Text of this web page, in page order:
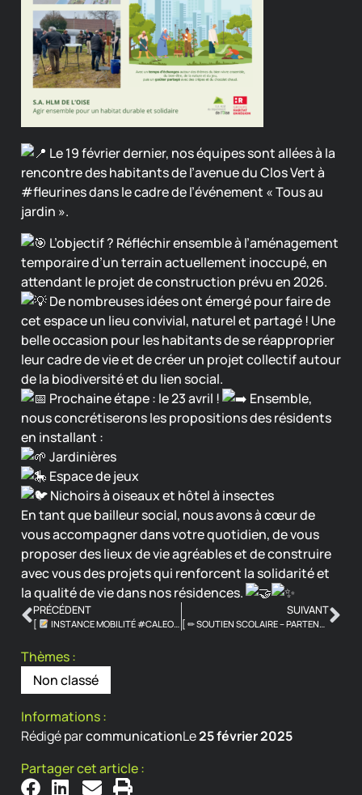
Le 19 février dernier, nos équipes sont allées à la
rencontre des habitants de l’avenue du Clos Vert à
#fleurines dans le cadre de l’événement « Tous au
jardin ».
L’objectif ? Réfléchir ensemble à l’aménagement
temporaire d’un terrain actuellement inoccupé, en
attendant le projet de construction prévu en 2026.
De nombreuses idées ont émergé pour faire de
cet espace un lieu convivial, naturel et partagé ! Une
belle occasion pour les habitants de se réapproprier
leur cadre de vie et de créer un projet collectif autour
de la biodiversité et du lien social.
Prochaine étape : le 23 avril !
Ensemble,
nous concrétiserons les propositions des résidents
en installant :
Jardinières
Espace de jeux
Nichoirs à oiseaux et hôtel à insectes
En tant que bailleur social, nous avons à cœur de
vous accompagner dans votre quotidien, de vous
proposer des lieux de vie agréables et de construire
avec vous des projets qui renforcent la solidarité et
la qualité de vie dans nos résidences.
PRÉCÉDENT
[ INSTANCE MOBILITÉ #CALEOL ]
SUIVANT
Thèmes :
Non classé
Informations :
Rédigé parcommunicationLe25 février 2025
Partager cet article :